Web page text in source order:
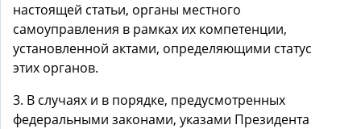
настоящей статьи, органы местного
самоуправления в рамках их компетенции,
установленной актами, определяющими статус
этих органов.
3. В случаях и в порядке, предусмотренных
федеральными законами, указами Президента